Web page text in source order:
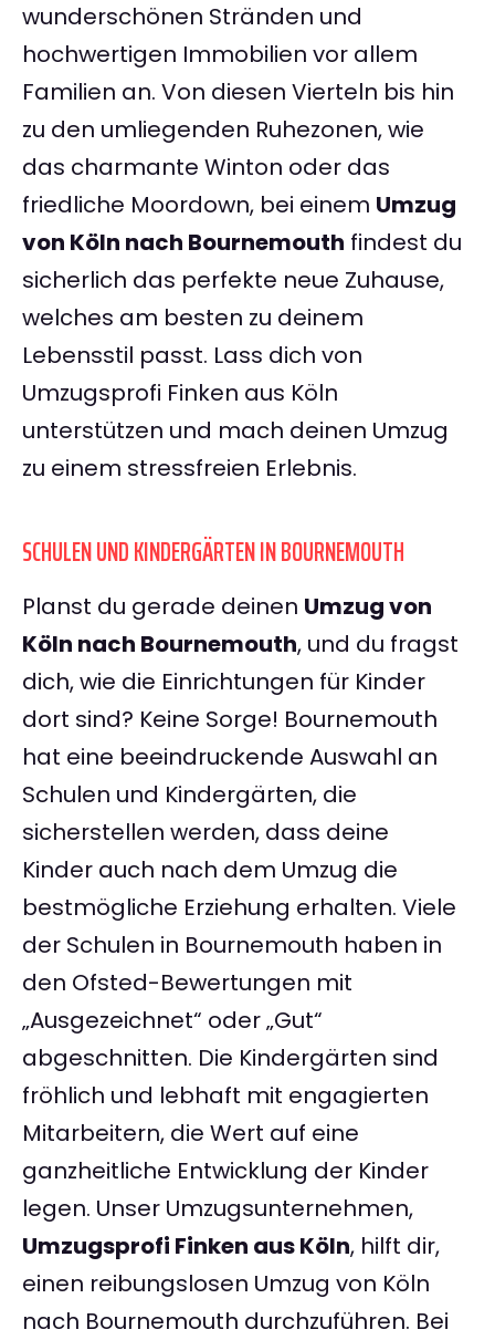
wunderschönen Stränden und
hochwertigen Immobilien vor allem
Familien an. Von diesen Vierteln bis hin
zu den umliegenden Ruhezonen, wie
das charmante Winton oder das
friedliche Moordown, bei einem Umzug
von Köln nach Bournemouth findest du
sicherlich das perfekte neue Zuhause,
welches am besten zu deinem
Lebensstil passt. Lass dich von
Umzugsprofi Finken aus Köln
unterstützen und mach deinen Umzug
zu einem stressfreien Erlebnis.
SCHULEN UND KINDERGÄRTEN IN BOURNEMOUTH
Planst du gerade deinen Umzug von
Köln nach Bournemouth, und du fragst
dich, wie die Einrichtungen für Kinder
dort sind? Keine Sorge! Bournemouth
hat eine beeindruckende Auswahl an
Schulen und Kindergärten, die
sicherstellen werden, dass deine
Kinder auch nach dem Umzug die
bestmögliche Erziehung erhalten. Viele
der Schulen in Bournemouth haben in
den Ofsted-Bewertungen mit
„Ausgezeichnet“ oder „Gut“
abgeschnitten. Die Kindergärten sind
fröhlich und lebhaft mit engagierten
Mitarbeitern, die Wert auf eine
ganzheitliche Entwicklung der Kinder
legen. Unser Umzugsunternehmen,
Umzugsprofi Finken aus Köln, hilft dir,
einen reibungslosen Umzug von Köln
nach Bournemouth durchzuführen. Bei